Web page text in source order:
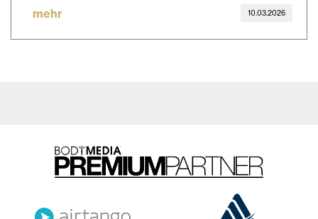
mehr 10.03.2026